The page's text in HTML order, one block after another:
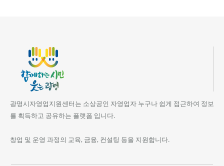
광명시자영업지원센터는 소상공인 자영업자 누구나 쉽게 접근하여 정보
를 획득하고 공유하는 플랫폼 입니다.
창업 및 운영 과정의 교육, 금융, 컨설팅 등을 지원합니다.